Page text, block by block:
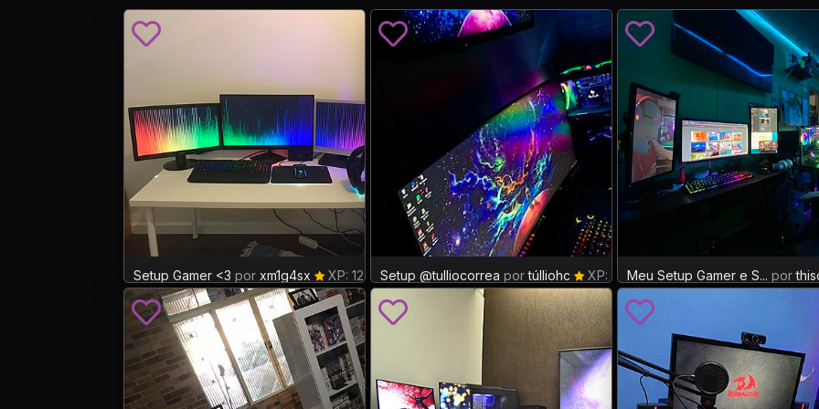
Setup Gamer <3 por xm1g4sx XP: 12 Setup @tulliocorrea portúlliohc XP: 13 Meu Setup Gamer e S... por